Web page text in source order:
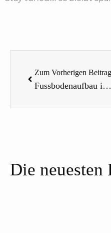
Zum Vorherigen Beitrag
Fussbodenaufbau im Wohnmobil Teil 2
Die neuesten